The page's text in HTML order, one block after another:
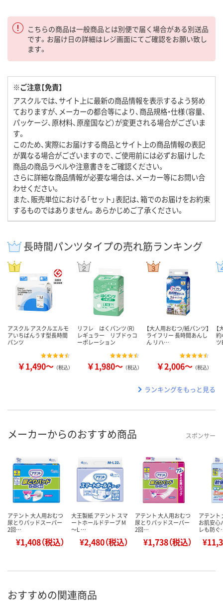
こちらの商品は一般商品とは別便で届く場合がある別送品
です。お届け日の詳細はレジ画面にてご確認をお願い致し
ます。
※ご注意【免責】
アスクルでは、サイト上に最新の商品情報を表示するよう努め
ておりますが、メーカーの都合等により、商品規格・仕様（容量、
パッケージ、原材料、原産国など）が変更される場合がございま
す。
このため、実際にお届けする商品とサイト上の商品情報の表記
が異なる場合がございますので、ご使用前には必ずお届けした
商品の商品ラベルや注意書きをご確認ください。
さらに詳細な商品情報が必要な場合は、メーカー等にお問い合
わせください。
また、販売単位における「セット」表記は、箱でのお届けをお約束
するものではありません。あらかじめご了承ください。
長時間パンツタイプの売れ筋ランキング
アスクル アスクルエルモ
アいちばんうす型長時間
パンツ
￥1,490～ （税込）
リフレ はくパンツ（R）
レギュラー リブドゥコ
ーポレーション
￥1,980～ （税込）
【大人用おむつ/紙パンツ】
ライフリー 長時間あんし
ん リハ…
￥2,006～ （税込）
約
ランキングをもっと見る
メーカーからのおすすめ商品 スポンサー
アテント 大人用おむつ
尿とりパッドスーパー
2回…
¥1,408（税込）
大王製紙 アテント スマ
ートホールドテープ M
～L …
¥2,480（税込）
アテント 大人用おむつ
尿とりパッドスーパー
2回…
¥1,738（税込）
アテント
お肌安心
レも防
おすすめの関連商品